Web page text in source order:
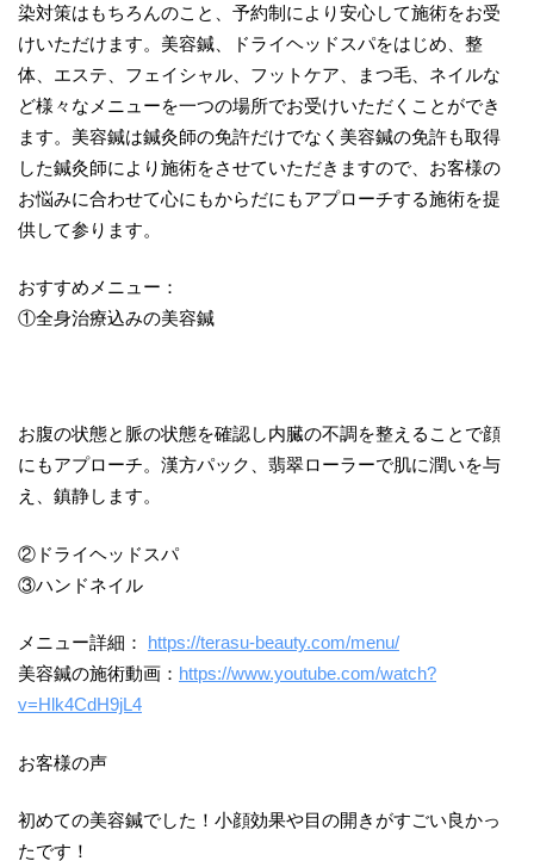
染対策はもちろんのこと、予約制により安心して施術をお受
けいただけます。美容鍼、ドライヘッドスパをはじめ、整
体、エステ、フェイシャル、フットケア、まつ毛、ネイルな
ど様々なメニューを一つの場所でお受けいただくことができ
ます。美容鍼は鍼灸師の免許だけでなく美容鍼の免許も取得
した鍼灸師により施術をさせていただきますので、お客様の
お悩みに合わせて心にもからだにもアプローチする施術を提
供して参ります。
おすすめメニュー：
①全身治療込みの美容鍼
お腹の状態と脈の状態を確認し内臓の不調を整えることで顔
にもアプローチ。漢方パック、翡翠ローラーで肌に潤いを与
え、鎮静します。
②ドライヘッドスパ
③ハンドネイル
メニュー詳細： https://terasu-beauty.com/menu/
美容鍼の施術動画： https://www.youtube.com/watch?
v=Hlk4CdH9jL4
お客様の声
初めての美容鍼でした！小顔効果や目の開きがすごい良かっ
たです！